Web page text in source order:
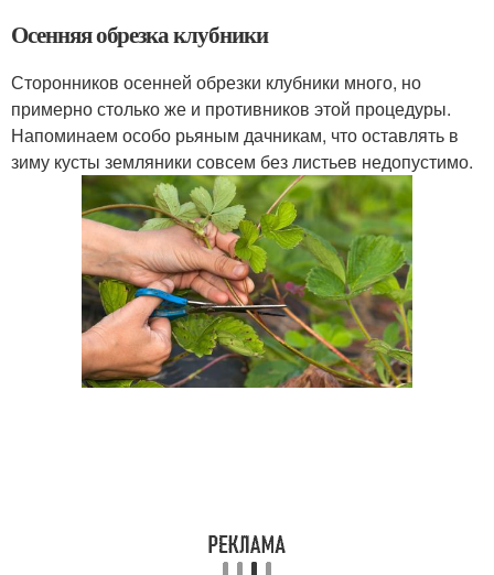
Осенняя обрезка клубники
Сторонников осенней обрезки клубники много, но
примерно столько же и противников этой процедуры.
Напоминаем особо рьяным дачникам, что оставлять в
зиму кусты земляники совсем без листьев недопустимо.